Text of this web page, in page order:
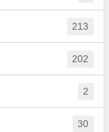
213
202
2
30